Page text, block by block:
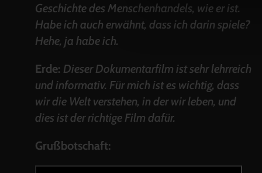
Geschichte des Menschenhandels, wie er ist.
Habe ich auch erwähnt, dass ich darin spiele?
Hehe, ja habe ich.
Erde: Dieser Dokumentarfilm ist sehr lehrreich
und informativ. Für mich ist es wichtig, dass
wir die Welt verstehen, in der wir leben, und
dies ist der richtige Film dafür.
Grußbotschaft: